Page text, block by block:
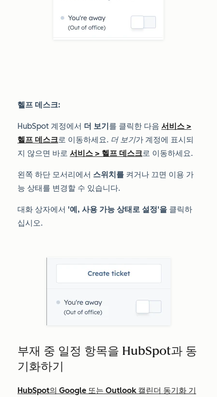
헬프 데스크:
HubSpot 계정에서 더 보기를 클릭한 다음 서비스 >
헬프 데스크로 이동하세요. 더 보기가 계정에 표시되
지 않으면 바로 서비스 > 헬프 데스크로 이동하세요.
왼쪽 하단 모서리에서 스위치를 켜거나 끄면 이용 가
능 상태를 변경할 수 있습니다.
대화 상자에서 '예, 사용 가능 상태로 설정'을 클릭하
십시오.
부재 중 일정 항목을 HubSpot과 동
기화하기
HubSpot의 Google 또는 Outlook 캘린더 동기화 기